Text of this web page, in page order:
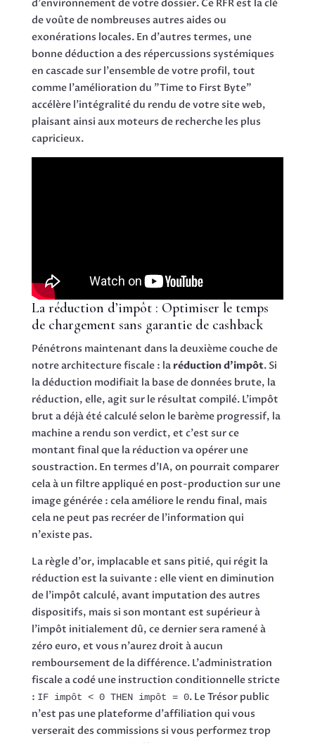
d'environnement de votre dossier. Ce RFR est la clé
de voûte de nombreuses autres aides ou
exonérations locales. En d'autres termes, une
bonne déduction a des répercussions systémiques
en cascade sur l'ensemble de votre profil, tout
comme l'amélioration du "Time to First Byte"
accélère l'intégralité du rendu de votre site web,
plaisant ainsi aux moteurs de recherche les plus
capricieux.
La réduction d’impôt : Optimiser le temps
de chargement sans garantie de cashback
Pénétrons maintenant dans la deuxième couche de
notre architecture fiscale : la réduction d’impôt. Si
la déduction modifiait la base de données brute, la
réduction, elle, agit sur le résultat compilé. L'impôt
brut a déjà été calculé selon le barème progressif, la
machine a rendu son verdict, et c'est sur ce
montant final que la réduction va opérer une
soustraction. En termes d'IA, on pourrait comparer
cela à un filtre appliqué en post-production sur une
image générée : cela améliore le rendu final, mais
cela ne peut pas recréer de l'information qui
n'existe pas.
La règle d'or, implacable et sans pitié, qui régit la
réduction est la suivante : elle vient en diminution
de l'impôt calculé, avant imputation des autres
dispositifs, mais si son montant est supérieur à
l'impôt initialement dû, ce dernier sera ramené à
zéro euro, et vous n'aurez droit à aucun
remboursement de la différence. L'administration
fiscale a codé une instruction conditionnelle stricte
: IF impôt < 0 THEN impôt = 0. Le Trésor public
n'est pas une plateforme d'affiliation qui vous
verserait des commissions si vous performez trop